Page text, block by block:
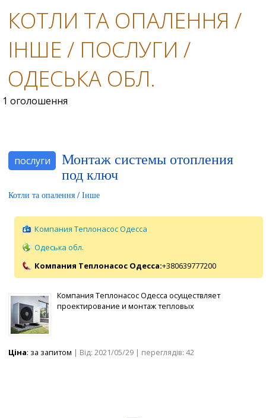
КОТЛИ ТА ОПАЛЕННЯ /
ІНШЕ / ПОСЛУГИ /
ОДЕСЬКА ОБЛ.
1 оголошення
послуги
Монтаж системы отопления
под ключ
Котли та опалення / Інше
Компания Теплонасос Одесса
Одеська обл.
Компания Теплонасос Одесса:+380639777200
Компания Теплонасос Одесса осуществляет
проектирование и монтаж тепловых
Ціна: за запитом | Від: 2021/05/29 | переглядів: 42